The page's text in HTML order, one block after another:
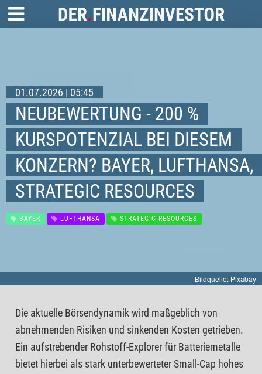
01.07.2026 | 05:45
NEUBEWERTUNG - 200 %
KURSPOTENZIAL BEI DIESEM
KONZERN? BAYER, LUFTHANSA,
STRATEGIC RESOURCES
BAYER LUFTHANSA STRATEGIC RESOURCES
Bildquelle: Pixabay
Die aktuelle Börsendynamik wird maßgeblich von
abnehmenden Risiken und sinkenden Kosten getrieben.
Ein aufstrebender Rohstoff-Explorer für Batteriemetalle
bietet hierbei als stark unterbewerteter Small-Cap hohes